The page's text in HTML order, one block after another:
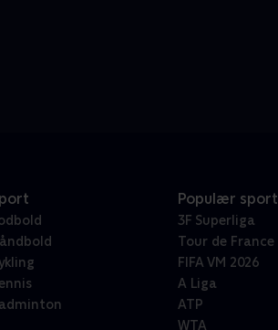
Populær sport
3F Superliga
Tour de France
FIFA VM 2026
A Liga
ATP
WTA